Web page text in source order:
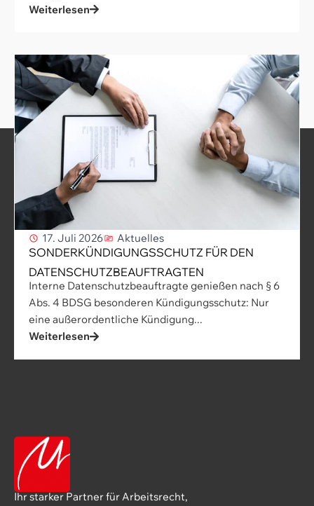
Weiterlesen
17. Juli 2026 Aktuelles
SONDERKÜNDIGUNGSSCHUTZ FÜR DEN
DATENSCHUTZBEAUFTRAGTEN
Interne Datenschutzbeauftragte genießen nach § 6
Abs. 4 BDSG besonderen Kündigungsschutz: Nur
eine außerordentliche Kündigung...
Weiterlesen
Ihr starker Partner für Arbeitsrecht,